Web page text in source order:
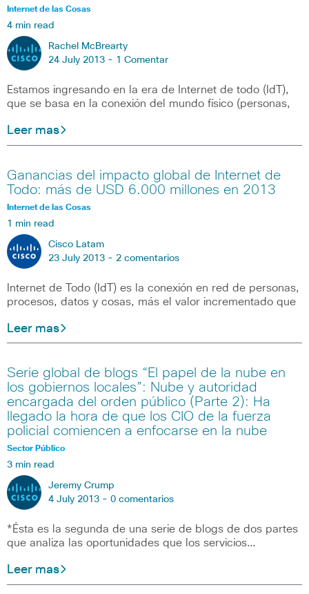
Internet de las Cosas
4 min read
Rachel McBrearty
24 July 2013 - 1 Comentar
Estamos ingresando en la era de Internet de todo (IdT),
que se basa en la conexión del mundo físico (personas,
Leer mas
Ganancias del impacto global de Internet de
Todo: más de USD 6.000 millones en 2013
Internet de las Cosas
1 min read
Cisco Latam
23 July 2013 - 2 comentarios
Internet de Todo (IdT) es la conexión en red de personas,
procesos, datos y cosas, más el valor incrementado que
Leer mas
Serie global de blogs “El papel de la nube en
los gobiernos locales”: Nube y autoridad
encargada del orden público (Parte 2): Ha
llegado la hora de que los CIO de la fuerza
policial comiencen a enfocarse en la nube
Sector Público
3 min read
Jeremy Crump
4 July 2013 - 0 comentarios
*Ésta es la segunda de una serie de blogs de dos partes
que analiza las oportunidades que los servicios…
Leer mas